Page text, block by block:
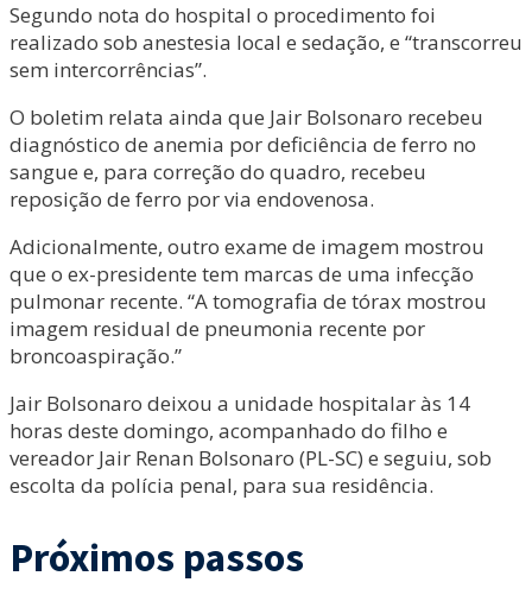
Segundo nota do hospital o procedimento foi
realizado sob anestesia local e sedação, e “transcorreu
sem intercorrências”.
O boletim relata ainda que Jair Bolsonaro recebeu
diagnóstico de anemia por deficiência de ferro no
sangue e, para correção do quadro, recebeu
reposição de ferro por via endovenosa.
Adicionalmente, outro exame de imagem mostrou
que o ex-presidente tem marcas de uma infecção
pulmonar recente. “A tomografia de tórax mostrou
imagem residual de pneumonia recente por
broncoaspiração.”
Jair Bolsonaro deixou a unidade hospitalar às 14
horas deste domingo, acompanhado do filho e
vereador Jair Renan Bolsonaro (PL-SC) e seguiu, sob
escolta da polícia penal, para sua residência.
Próximos passos